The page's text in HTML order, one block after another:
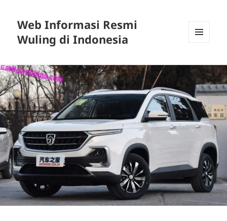
Web Informasi Resmi
Wuling di Indonesia
WIDGET